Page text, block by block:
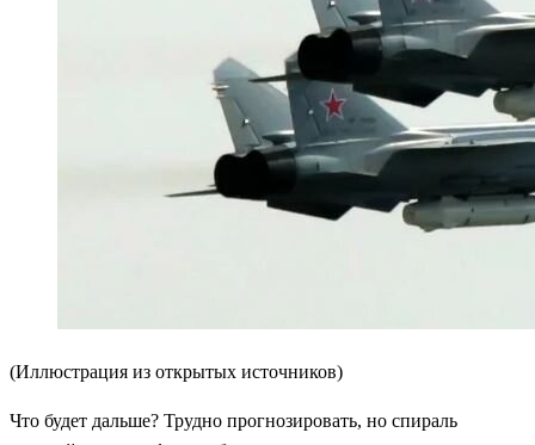
(Иллюстрация из открытых источников)
Что будет дальше? Трудно прогнозировать, но спираль